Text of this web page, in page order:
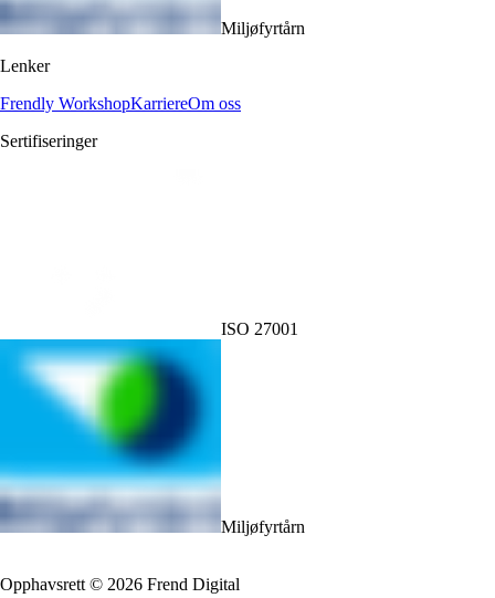
Miljøfyrtårn
Lenker
Frendly WorkshopKarriereOm oss
Sertifiseringer
ISO 27001
Miljøfyrtårn
Opphavsrett © 2026 Frend Digital